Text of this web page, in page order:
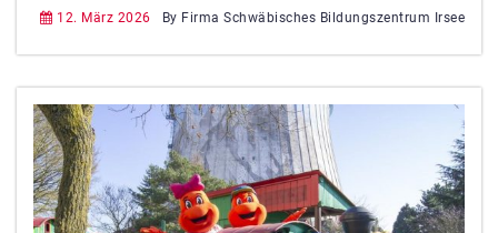
12. März 2026 By Firma Schwäbisches Bildungszentrum Irsee